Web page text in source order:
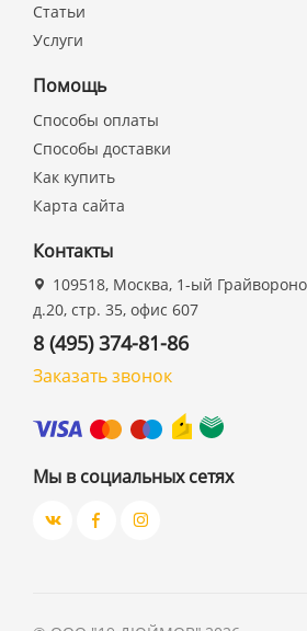
Статьи
Услуги
Помощь
Способы оплаты
Способы доставки
Как купить
Карта сайта
Контакты
109518, Москва, 1-ый
д.20, стр. 35, офис 607
8 (495) 374-81-86
Заказать звонок
Мы в социальных сетях